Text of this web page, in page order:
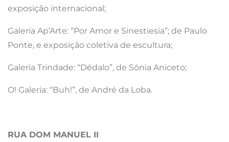
exposição internacional;
Galeria Ap’Arte: “Por Amor e Sinestiesia”; de Paulo
Ponte, e exposição coletiva de escultura;
Galeria Trindade: “Dédalo”, de Sónia Aniceto;
O! Galeria: “Buh!”, de André da Loba.
RUA DOM MANUEL II